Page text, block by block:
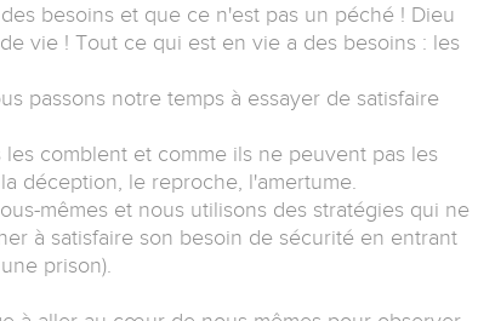
besoins et que ce n'est pas un péché ! Dieu
vie ! Tout ce qui est en vie a des besoins : les
passons notre temps à essayer de satisfaire
comblent et comme ils ne peuvent pas les
déception, le reproche, l'amertume.
mêmes et nous utilisons des stratégies qui ne
à satisfaire son besoin de sécurité en entrant
prison).